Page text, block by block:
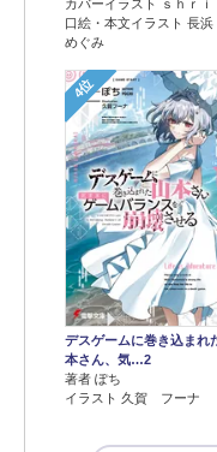
カバーイラスト ｓｈｒｉ
口絵・本文イラスト 長
めぐみ
4位
デスゲームに巻き込まれ
本さん、気…2
著者 ぽち
イラスト 久賀 フーナ